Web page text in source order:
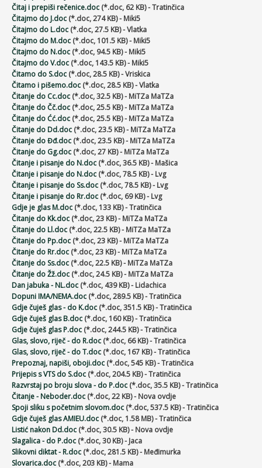
Čitaj i prepiši rečenice.doc (*.doc, 62 KB) - Tratinčica
Čitajmo do J.doc (*.doc, 274 KB) - Miki5
Čitajmo do L.doc (*.doc, 27.5 KB) - Vlatka
Čitajmo do M.doc (*.doc, 101.5 KB) - Miki5
Čitajmo do N.doc (*.doc, 94.5 KB) - Miki5
Čitajmo do V.doc (*.doc, 143.5 KB) - Miki5
Čitamo do S.doc (*.doc, 28.5 KB) - Vriskica
Čitamo i pišemo.doc (*.doc, 28.5 KB) - Vlatka
Čitanje do Cc.doc (*.doc, 32.5 KB) - MiTZa MaTZa
Čitanje do Čč.doc (*.doc, 25.5 KB) - MiTZa MaTZa
Čitanje do Ćć.doc (*.doc, 25.5 KB) - MiTZa MaTZa
Čitanje do Dd.doc (*.doc, 23.5 KB) - MiTZa MaTZa
Čitanje do Đđ.doc (*.doc, 23.5 KB) - MiTZa MaTZa
Čitanje do Gg.doc (*.doc, 27 KB) - MiTZa MaTZa
Čitanje i pisanje do N.doc (*.doc, 36.5 KB) - Mašica
Čitanje i pisanje do N.doc (*.doc, 78.5 KB) - Lvg
Čitanje i pisanje do Ss.doc (*.doc, 78.5 KB) - Lvg
Čitanje i pisanje do Rr.doc (*.doc, 69 KB) - Lvg
Gdje je glas M.doc (*.doc, 133 KB) - Tratinčica
Čitanje do Kk.doc (*.doc, 23 KB) - MiTZa MaTZa
Čitanje do Ll.doc (*.doc, 22.5 KB) - MiTZa MaTZa
Čitanje do Pp.doc (*.doc, 23 KB) - MiTZa MaTZa
Čitanje do Rr.doc (*.doc, 23 KB) - MiTZa MaTZa
Čitanje do Ss.doc (*.doc, 22.5 KB) - MiTZa MaTZa
Čitanje do Žž.doc (*.doc, 24.5 KB) - MiTZa MaTZa
Dan jabuka - NL.doc (*.doc, 439 KB) - Lidachica
Dopuni IMA/NEMA.doc (*.doc, 289.5 KB) - Tratinčica
Gdje čuješ glas - do K.doc (*.doc, 351.5 KB) - Tratinčica
Gdje čuješ glas B.doc (*.doc, 160 KB) - Tratinčica
Gdje čuješ glas P.doc (*.doc, 244.5 KB) - Tratinčica
Glas, slovo, riječ - do R.doc (*.doc, 66 KB) - Tratinčica
Glas, slovo, riječ - do T.doc (*.doc, 167 KB) - Tratinčica
Prepoznaj, napiši, oboji.doc (*.doc, 545 KB) - Tratinčica
Prijepis s VTS do S.doc (*.doc, 204.5 KB) - Tratinčica
Razvrstaj po broju slova - do P.doc (*.doc, 35.5 KB) - Tratinčica
Čitanje - Neboder.doc (*.doc, 22 KB) - Nova ovdje
Spoji sliku s početnim slovom.doc (*.doc, 537.5 KB) - Tratinčica
Gdje čuješ glas AMIEU.doc (*.doc, 1.58 MB) - Tratinčica
Listić nakon Dd.doc (*.doc, 30.5 KB) - Nova ovdje
Slagalica - do P.doc (*.doc, 30 KB) - Jaca
Slikovni diktat - R.doc (*.doc, 281.5 KB) - Međimurka
Slovarica.doc (*.doc, 203 KB) - Mama